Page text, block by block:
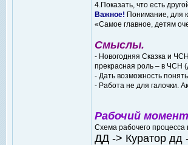
4.Показать, что есть
Важное! Понимание, для
«Самое главное, детям
Смыслы.
- Новогодняя Сказка и
прекрасная роль – в ЧСН
- Дать возможность
- Работа не для галочки.
Рабочий
Схема рабочего процесса
ДД -> Куратор дд